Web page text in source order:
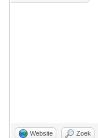
Website Zoek